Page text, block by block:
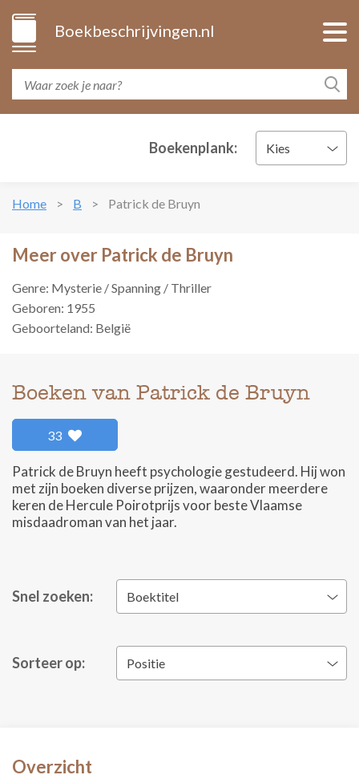
Boekbeschrijvingen.nl
Boekenplank: Kies
Home B Patrick de Bruyn
Meer over Patrick de Bruyn
Genre: Mysterie / Spanning / Thriller
Geboren: 1955
Geboorteland: België
Boeken van Patrick de Bruyn
33
Patrick de Bruyn heeft psychologie gestudeerd. Hij won
met zijn boeken diverse prijzen, waaronder meerdere
keren de Hercule Poirotprijs voor beste Vlaamse
misdaadroman van het jaar.
Snel zoeken: Boektitel
Sorteer op: Positie
Overzicht